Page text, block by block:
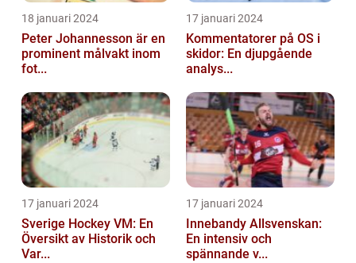
18 januari 2024
Peter Johannesson är en
prominent målvakt inom
fot...
17 januari 2024
Kommentatorer på OS i
skidor: En djupgående
analys...
17 januari 2024
Sverige Hockey VM: En
Översikt av Historik och
Var...
17 januari 2024
Innebandy Allsvenskan:
En intensiv och
spännande v...